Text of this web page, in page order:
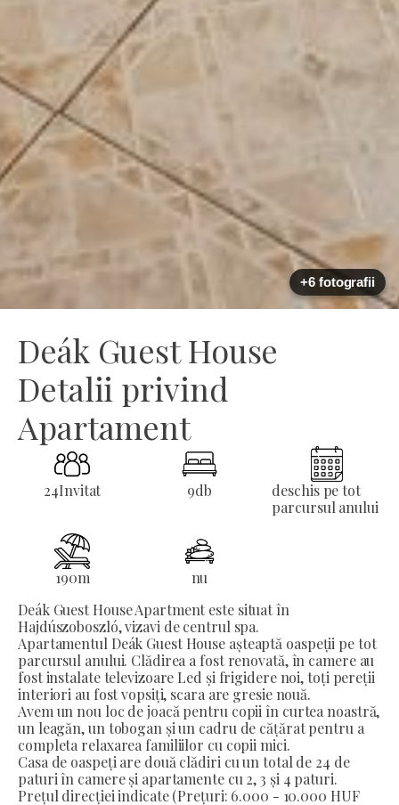
+6 fotografii
Deák Guest House
Detalii privind
Apartament
24Invitat 9db
deschis pe tot
parcursul anului
190m
nu
Deák Guest House Apartment este situat în
Hajdúszoboszló, vizavi de centrul spa.
Apartamentul Deák Guest House așteaptă oaspeții pe tot
parcursul anului. Clădirea a fost renovată, în camere au
fost instalate televizoare Led și frigidere noi, toți pereții
interiori au fost vopsiți, scara are gresie nouă.
Avem un nou loc de joacă pentru copii în curtea noastră,
un leagăn, un tobogan și un cadru de cățărat pentru a
completa relaxarea familiilor cu copii mici.
Casa de oaspeți are două clădiri cu un total de 24 de
paturi în camere și apartamente cu 2, 3 și 4 paturi.
Prețul direcției indicate (Prețuri: 6.000 - 10.000 HUF